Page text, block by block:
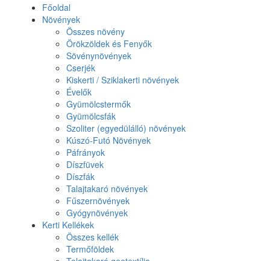
Főoldal
Növények
Összes növény
Örökzöldek és Fenyők
Sövénynövények
Cserjék
Kiskerti / Sziklakerti növények
Évelők
Gyümölcstermők
Gyümölcsfák
Szoliter (egyedülálló) növények
Kúszó-Futó Növények
Páfrányok
Díszfüvek
Díszfák
Talajtakaró növények
Fűszernövények
Gyógynövények
Kerti Kellékek
Összes kellék
Termőföldek